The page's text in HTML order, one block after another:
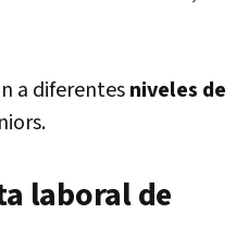
a diferentesniveles de
laboral de